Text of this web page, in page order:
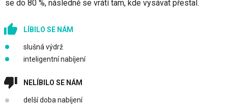
se do 80 %, následně se vrátí tam, kde vysávat přestal.
LÍBILO SE NÁM
slušná výdrž
inteligentní nabíjení
NELÍBILO SE NÁM
delší doba nabíjení